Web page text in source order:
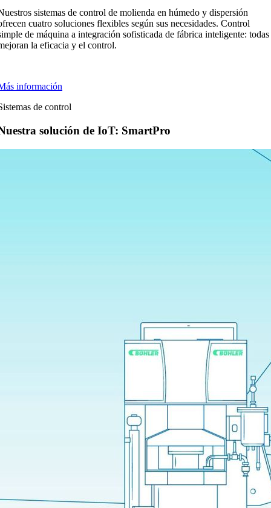
sistemas de control de molienda en húmedo y dispersión
cuatro soluciones flexibles según sus necesidades. Control
de máquina a integración sofisticada de fábrica inteligente: todas
la eficacia y el control.
información
de control
solución de IoT: SmartPro